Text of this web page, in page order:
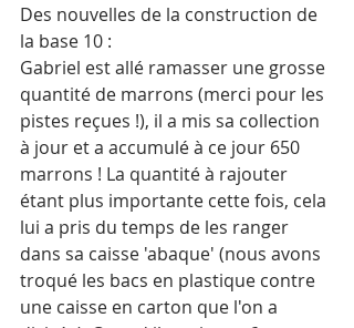
Des nouvelles de la construction de
la base 10 :
Gabriel est allé ramasser une grosse
quantité de marrons (merci pour les
pistes reçues !), il a mis sa collection
à jour et a accumulé à ce jour 650
marrons ! La quantité à rajouter
étant plus importante cette fois, cela
lui a pris du temps de les ranger
dans sa caisse 'abaque' (nous avons
troqué les bacs en plastique contre
une caisse en carton que l'on a